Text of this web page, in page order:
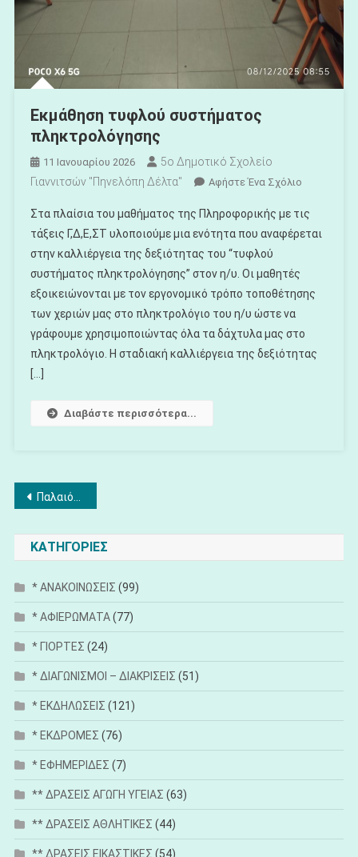
Εκμάθηση τυφλού συστήματος
πληκτρολόγησης
11 Ιανουαρίου 2026
5ο Δημοτικό Σχολείο
Γιαννιτσών "Πηνελόπη Δέλτα"
Αφήστε Ένα ΣχόλιοΓια
Εκμάθηση
Τυφλού
Στα πλαίσια του μαθήματος της Πληροφορικής με τις
τάξεις Γ,Δ,Ε,ΣΤ υλοποιούμε μια ενότητα που αναφέρεται
στην καλλιέργεια της δεξιότητας του “τυφλού
συστήματος πληκτρολόγησης” στον η/υ. Οι μαθητές
εξοικειώνονται με τον εργονομικό τρόπο τοποθέτησης
των χεριών μας στο πληκτρολόγιο του η/υ ώστε να
γράφουμε χρησιμοποιώντας όλα τα δάχτυλα μας στο
πληκτρολόγιο. Η σταδιακή καλλιέργεια της δεξιότητας
[…]
Διαβάστε περισσότερα...
Πλοήγηση
άρθρων
Παλαιότερα άρθρα
ΚΑΤΗΓΟΡΙΕΣ
* ΑΝΑΚΟΙΝΩΣΕΙΣ (99)
* ΑΦΙΕΡΩΜΑΤΑ(77)
* ΓΙΟΡΤΕΣ (24)
* ΔΙΑΓΩΝΙΣΜΟΙ – ΔΙΑΚΡΙΣΕΙΣ (51)
* ΕΚΔΗΛΩΣΕΙΣ (121)
* ΕΚΔΡΟΜΕΣ (76)
* ΕΦΗΜΕΡΙΔΕΣ (7)
** ΔΡΑΣΕΙΣ ΑΓΩΓΗ ΥΓΕΙΑΣ (63)
** ΔΡΑΣΕΙΣ ΑΘΛΗΤΙΚΕΣ (44)
** ΔΡΑΣΕΙΣ ΕΙΚΑΣΤΙΚΕΣ (54)